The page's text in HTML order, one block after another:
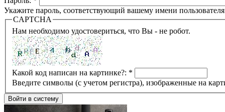
Укажите пароль, соответствующий вашему имени
CAPTCHA
Нам необходимо удостовериться, что Вы - не робот.
Какой код написан на картинке?: *
Введите символы (с учетом регистра), изображенные на